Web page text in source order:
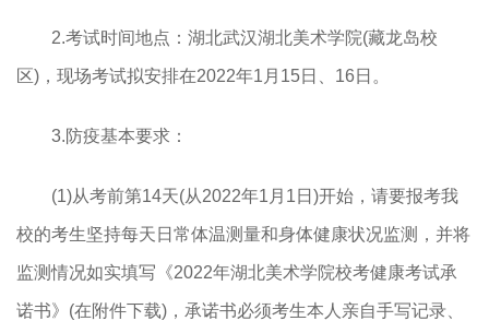
2.考试时间地点：湖北武汉湖北美术学院(藏龙岛校
区)，现场考试拟安排在2022年1月15日、16日。
3.防疫基本要求：
(1)从考前第14天(从2022年1月1日)开始，请要报考我
校的考生坚持每天日常体温测量和身体健康状况监测，并将
监测情况如实填写《2022年湖北美术学院校考健康考试承
诺书》(在附件下载)，承诺书必须考生本人亲自手写记录、